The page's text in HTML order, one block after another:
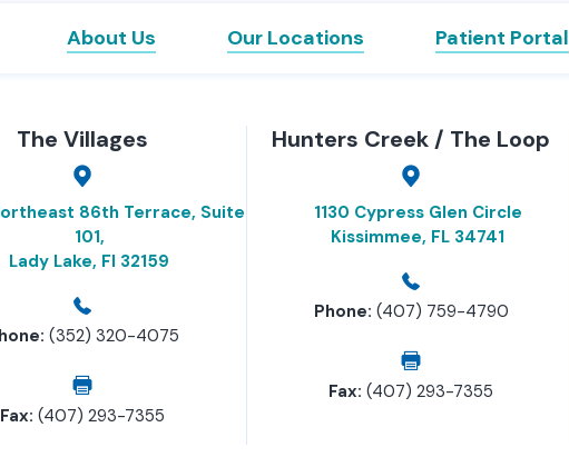
About Us Our Locations Patient Portal
The Villages
86th Terrace, Suite
101,
Lady Lake, Fl 32159
(352) 320-4075
Fax:(407) 293-7355
Hunters Creek / The Loop
1130 Cypress Glen Circle
Kissimmee, FL 34741
Phone: (407) 759-4790
Fax:(407) 293-7355